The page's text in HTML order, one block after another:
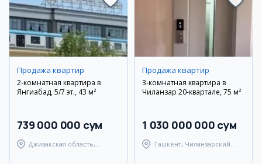
Продажа квартир
2-комнатная квартира в
Янгиабад, 5/7 эт., 43 м²
739 000 000 сум
Джизакская область,
Продажа квартир
3-комнатная квартира в
Чиланзар 20-квартале, 75 м²
1 030 000 000 сум
Ташкент, Чиланзарский